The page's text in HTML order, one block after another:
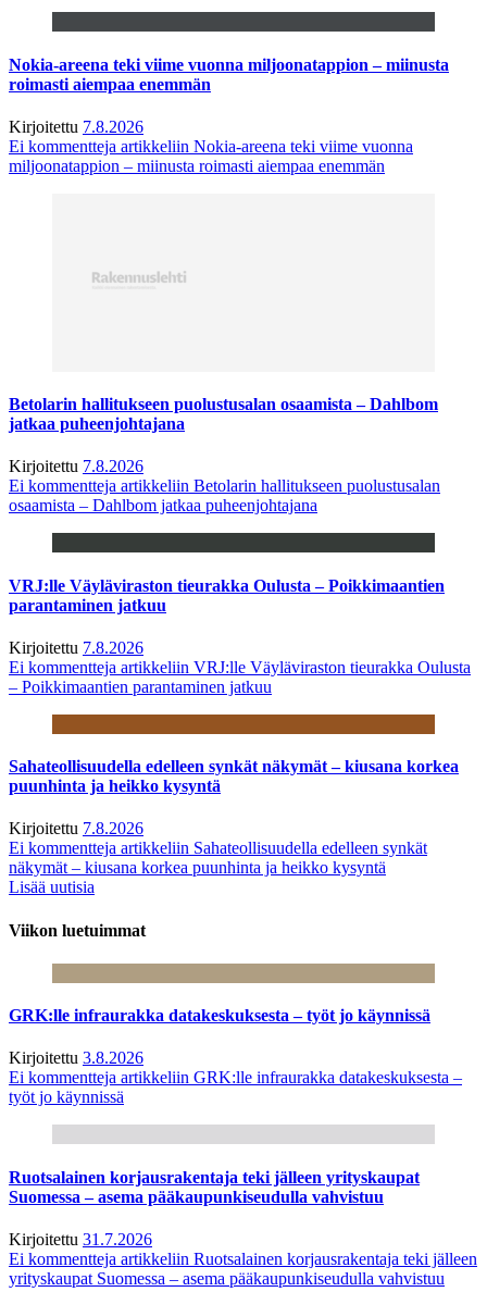
Nokia-areena teki viime vuonna miljoonatappion – miinusta
roimasti aiempaa enemmän
Kirjoitettu 7.8.2026
Ei kommentteja artikkeliin Nokia-areena teki viime vuonna
miljoonatappion – miinusta roimasti aiempaa enemmän
Betolarin hallitukseen puolustusalan osaamista – Dahlbom
jatkaa puheenjohtajana
Kirjoitettu 7.8.2026
Ei kommentteja artikkeliin Betolarin hallitukseen puolustusalan
osaamista – Dahlbom jatkaa puheenjohtajana
VRJ:lle Väyläviraston tieurakka Oulusta – Poikkimaantien
parantaminen jatkuu
Kirjoitettu 7.8.2026
Ei kommentteja artikkeliin VRJ:lle Väyläviraston tieurakka Oulusta
– Poikkimaantien parantaminen jatkuu
Sahateollisuudella edelleen synkät näkymät – kiusana korkea
puunhinta ja heikko kysyntä
Kirjoitettu 7.8.2026
Ei kommentteja artikkeliin Sahateollisuudella edelleen synkät
näkymät – kiusana korkea puunhinta ja heikko kysyntä
Lisää uutisia
Viikon luetuimmat
GRK:lle infraurakka datakeskuksesta – työt jo käynnissä
Kirjoitettu 3.8.2026
Ei kommentteja artikkeliin GRK:lle infraurakka datakeskuksesta –
työt jo käynnissä
Ruotsalainen korjausrakentaja teki jälleen yrityskaupat
Suomessa – asema pääkaupunkiseudulla vahvistuu
Kirjoitettu 31.7.2026
Ei kommentteja artikkeliin Ruotsalainen korjausrakentaja teki jälleen
yrityskaupat Suomessa – asema pääkaupunkiseudulla vahvistuu